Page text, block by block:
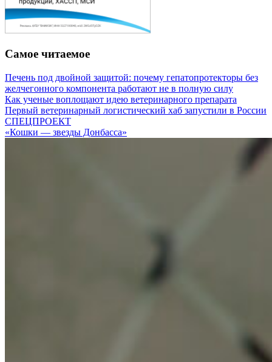
Самое читаемое
Печень под двойной защитой: почему гепатопротекторы без
желчегонного компонента работают не в полную силу
Как ученые воплощают идею ветеринарного препарата
Первый ветеринарный логистический хаб запустили в России
СПЕЦПРОЕКТ
«Кошки — звезды Донбасса»